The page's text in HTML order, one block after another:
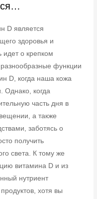
D является
здоровья и
идет о крепком
функции
D, когда наша кожа
Однако, когда
часть дня в
а также
заботясь о
получить
света. К тому же
витамина D и из
нутриент
хотя вы